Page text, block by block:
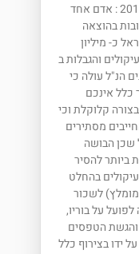
עפ"י פרסומים שונים ועפ"י גלובס מ-2016 : אדם אחד
בהוצאה
כ- מיליון
והגבלות ב
הנ"ל עולה כי
כלל אינכם
קלוקלת וכי
מסתירים
שכן הבושה
ביותר להסיר
בהחלט
לשכור
על בוריו,
הטפסים
ידו בצירוף כלל